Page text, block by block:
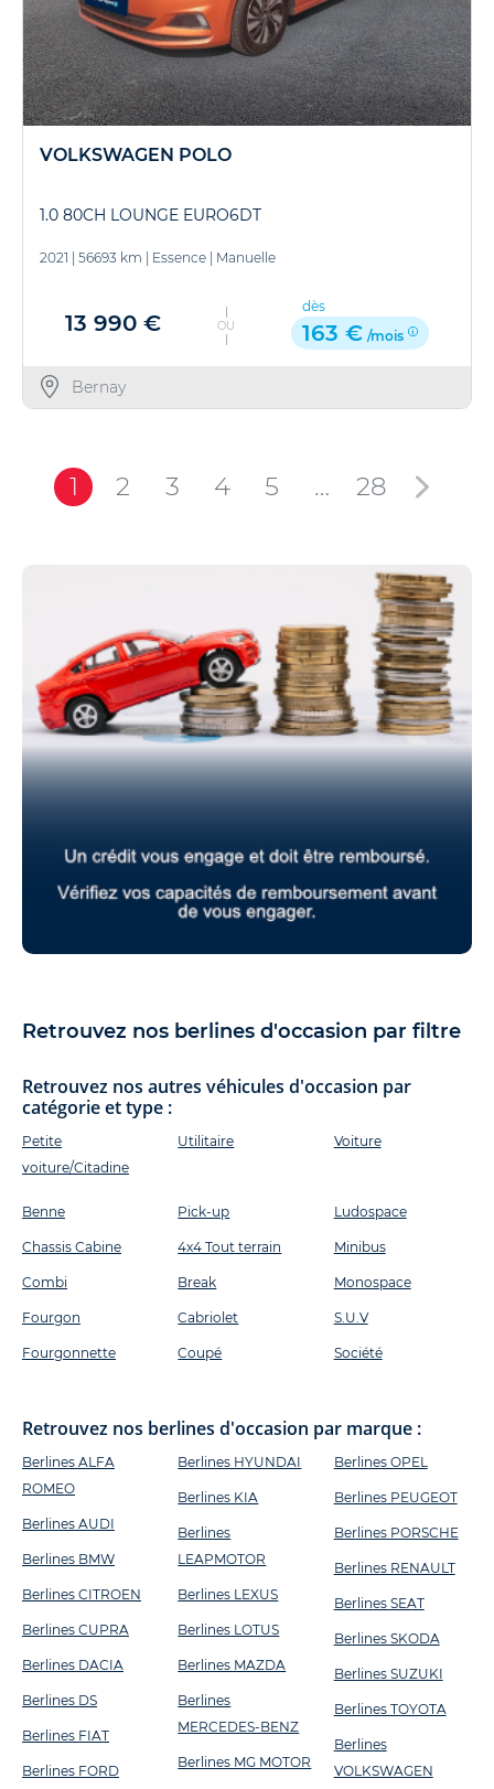
VOLKSWAGEN POLO
1.0 80CH LOUNGE EURO6DT
2021 56693 km Essence Manuelle
13 990 € OU
dès
163 € /mois
Bernay
1 2 3 4 5 … 28
Retrouvez nos berlines d'occasion par filtre
Retrouvez nos autres véhicules d'occasion par
catégorie et type :
Petite
voiture/Citadine
Utilitaire Voiture
Benne
Chassis Cabine
Combi
Fourgon
Fourgonnette
Pick-up
4x4 Tout terrain
Break
Cabriolet
Coupé
Ludospace
Minibus
Monospace
S.U.V
Société
Retrouvez nos berlines d'occasion par marque :
Berlines ALFA
ROMEO
Berlines AUDI
Berlines BMW
Berlines CITROEN
Berlines CUPRA
Berlines DACIA
Berlines DS
Berlines FIAT
Berlines FORD
Berlines HYUNDAI
Berlines KIA
Berlines
LEAPMOTOR
Berlines LEXUS
Berlines LOTUS
Berlines MAZDA
Berlines
MERCEDES-BENZ
Berlines MG MOTOR
Berlines OPEL
Berlines PEUGEOT
Berlines PORSCHE
Berlines RENAULT
Berlines SEAT
Berlines SKODA
Berlines SUZUKI
Berlines TOYOTA
Berlines
VOLKSWAGEN